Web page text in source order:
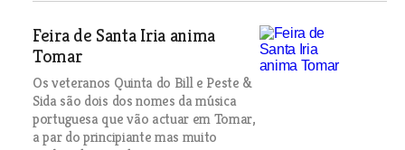
Feira de Santa Iria anima
Tomar
Os veteranos Quinta do Bill e Peste &
Sida são dois dos nomes da música
portuguesa que vão actuar em Tomar,
a par do principiante mas muito